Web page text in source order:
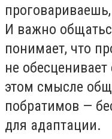
И важно
понимает, что
не
этом смысле
побратимов —
для адаптации.